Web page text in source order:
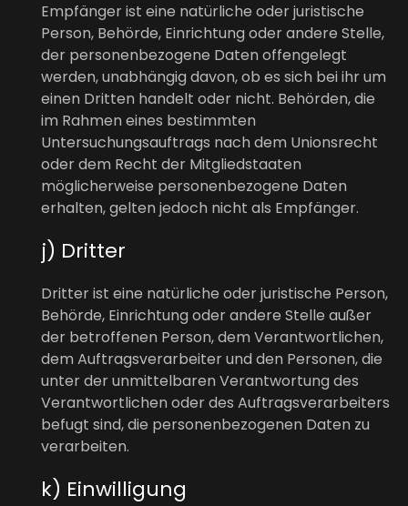
Empfänger ist eine natürliche oder juristische
Person, Behörde, Einrichtung oder andere Stelle,
der personenbezogene Daten offengelegt
werden, unabhängig davon, ob es sich bei ihr um
einen Dritten handelt oder nicht. Behörden, die
im Rahmen eines bestimmten
Untersuchungsauftrags nach dem Unionsrecht
oder dem Recht der Mitgliedstaaten
möglicherweise personenbezogene Daten
erhalten, gelten jedoch nicht als Empfänger.
j) Dritter
Dritter ist eine natürliche oder juristische Person,
Behörde, Einrichtung oder andere Stelle außer
der betroffenen Person, dem Verantwortlichen,
dem Auftragsverarbeiter und den Personen, die
unter der unmittelbaren Verantwortung des
Verantwortlichen oder des Auftragsverarbeiters
befugt sind, die personenbezogenen Daten zu
verarbeiten.
k) Einwilligung